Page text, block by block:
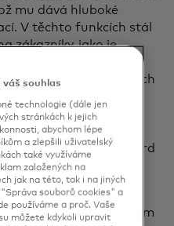
mu dává hluboké
V těchto funkcích stál
zákazníky, jako je
do sítě Mastercard a
čase o transakcích
bezpečnostní
a rozšiřují naši
představenstva
včetně Mastercard
a Ethoca.
trestního práva,
správy. Před nástupem
váš souhlas
technologie (dále jen
stránkách k jejich
abychom lépe
a zlepšili uživatelský
také využíváme
založených na
jak na této, tak i na jiných
souborů cookies" a
používáme a proč. Vaše
můžete kdykoli upravit